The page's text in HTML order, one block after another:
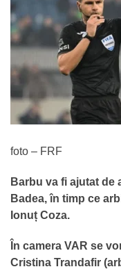
foto – FRF
Barbu va fi ajutat de
Badea, în timp ce
Ionuț Coza.
În camera VAR se
Cristina Trandafir